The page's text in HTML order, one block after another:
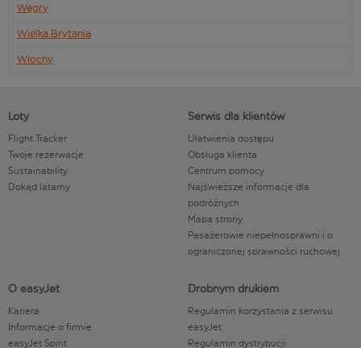
Węgry
Wielka Brytania
Włochy
Loty
Flight Tracker
Twoje rezerwacje
Sustainability
Dokąd latamy
Serwis dla klientów
Ułatwienia dostępu
Obsługa klienta
Centrum pomocy
Najświeższe informacje dla
podróżnych
Mapa strony
Pasażerowie niepełnosprawni i o
ograniczonej sprawności ruchowej
O easyJet
Kariera
Informacje o firmie
easyJet Spirit
Drobnym drukiem
Regulamin korzystania z serwisu
easyJet
Regulamin dystrybucji